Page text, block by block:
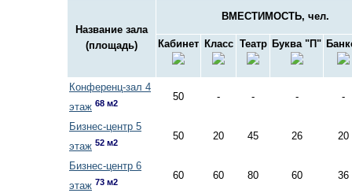
Название зала
(площадь)
ВМЕСТИМОСТЬ, чел.
Кабинет Класс Театр Буква "П"
Конференц-зал 4
этаж 68 м2
50 - - - -
Бизнес-центр 5
этаж 52 м2
50 20 45 26 20
Бизнес-центр 6
этаж 73 м2
60 60 80 60 36